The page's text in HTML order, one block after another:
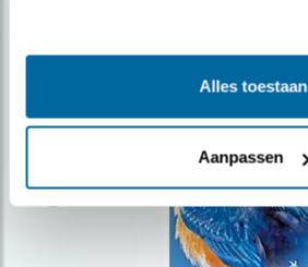
Alles toestaan
Aanpassen